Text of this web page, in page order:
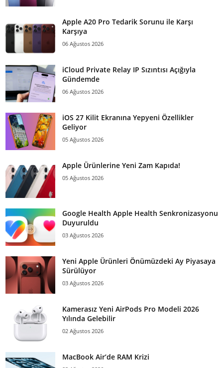
Apple A20 Pro Tedarik Sorunu ile Karşı
Karşıya
06 Ağustos 2026
iCloud Private Relay IP Sızıntısı Açığıyla
Gündemde
06 Ağustos 2026
iOS 27 Kilit Ekranına Yepyeni Özellikler
Geliyor
05 Ağustos 2026
Apple Ürünlerine Yeni Zam Kapıda!
05 Ağustos 2026
Google Health Apple Health Senkronizasyonu
Duyuruldu
03 Ağustos 2026
Yeni Apple Ürünleri Önümüzdeki Ay Piyasaya
Sürülüyor
03 Ağustos 2026
Kamerasız Yeni AirPods Pro Modeli 2026
Yılında Gelebilir
02 Ağustos 2026
MacBook Air’de RAM Krizi